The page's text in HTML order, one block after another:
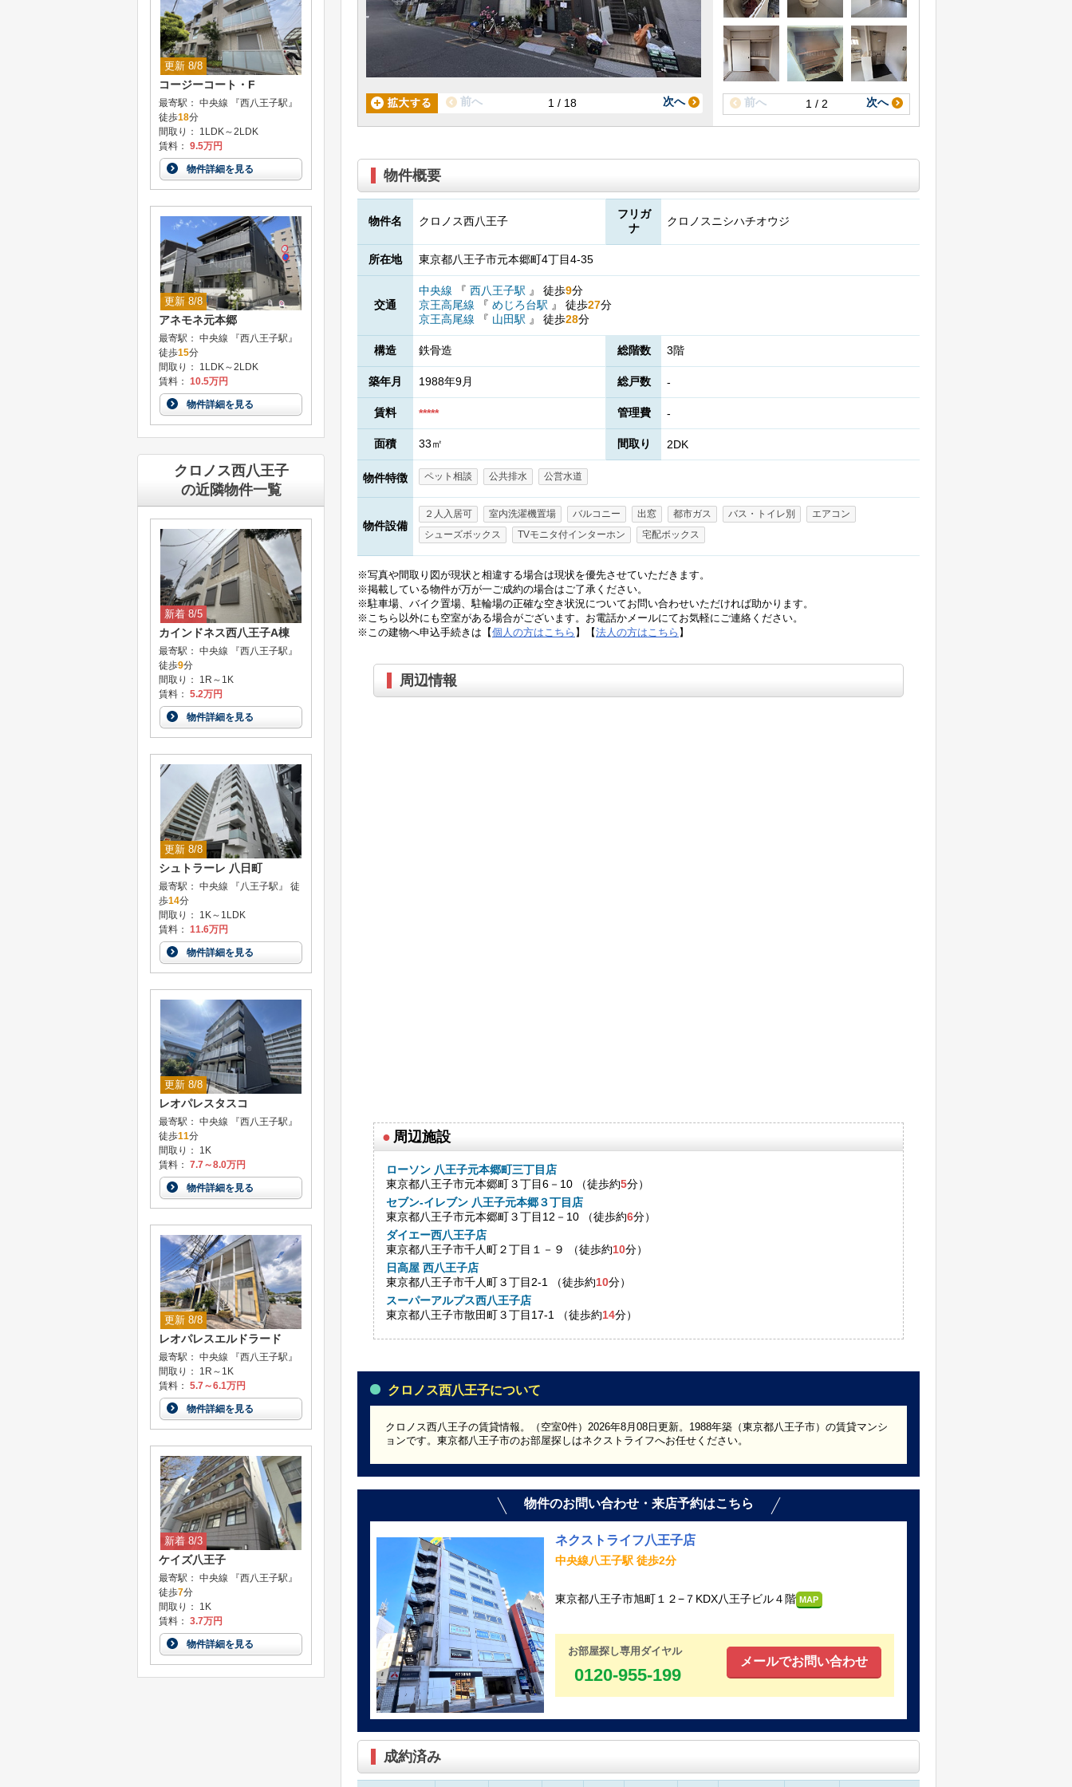
1 / 18
前へ 次へ 1 / 2
前へ 次へ
物件概要
物件名 クロノス西八王子
フリガ
ナ
クロノスニシハチオウジ
所在地 東京都八王子市元本郷町4丁目4-35
交通
中央線 『 西八王子駅 』 徒歩9分
京王高尾線
『 めじろ台駅 』 徒歩27分
京王高尾線
『 山田駅 』 徒歩28分
構造 鉄骨造 総階数 3階
築年月 1988年9月 総戸数 -
賃料 ***** 管理費 -
面積 33㎡ 間取り 2DK
物件特徴 ペット相談 公共排水 公営水道
物件設備
２人入居可 室内洗濯機置場 バルコニー 出窓 都市ガス バス・トイレ別
エアコン
シューズボックス
TVモニタ付インターホン 宅配ボックス
※写真や間取り図が現状と相違する場合は現状を優先させていただきます。
※掲載している物件が万が一ご成約の場合はご了承ください。
※駐車場、バイク置場、駐輪場の正確な空き状況についてお問い合わせいただければ助かります。
※こちら以外にも空室がある場合がございます。お電話かメールにてお気軽にご連絡ください。
※この建物へ申込手続きは【個人の方はこちら 】【法人の方はこちら 】
周辺情報
● 周辺施設
ローソン 八王子元本郷町三丁目店
東京都八王子市元本郷町３丁目6－10 （徒歩約5分）
セブン-イレブン 八王子元本郷３丁目店
東京都八王子市元本郷町３丁目12－10 （徒歩約6分）
ダイエー西八王子店
東京都八王子市千人町２丁目１－９ （徒歩約10分）
日高屋 西八王子店
東京都八王子市千人町３丁目2-1 （徒歩約10分）
スーパーアルプス西八王子店
東京都八王子市散田町３丁目17-1 （徒歩約14分）
クロノス西八王子について
クロノス西八王子の賃貸情報。（空室0件）2026年8月08日更新。1988年築（東京都八王子市）の賃貸マンシ
ョンです。東京都八王子市のお部屋探しはネクストライフへお任せください。
物件のお問い合わせ・来店予約はこちら
ネクストライフ八王子店
中央線八王子駅 徒歩2分
東京都八王子市旭町１２−７KDX八王子ビル４階 MAP
お部屋探し専用ダイヤル
0120-955-199
メールでお問い合わせ
成約済み
更新 8/8
コージーコート・F
最寄駅： 中央線 『西八王子駅』
徒歩18分
間取り： 1LDK～2LDK
賃料： 9.5万円
物件詳細を見る
更新 8/8
アネモネ元本郷
最寄駅： 中央線 『西八王子駅』
徒歩15分
間取り： 1LDK～2LDK
賃料： 10.5万円
物件詳細を見る
クロノス西八王子
の近隣物件一覧
新着 8/5
カインドネス西八王子A棟
最寄駅： 中央線 『西八王子駅』
徒歩9分
間取り： 1R～1K
賃料： 5.2万円
物件詳細を見る
更新 8/8
シュトラーレ 八日町
最寄駅： 中央線 『八王子駅』 徒
歩14分
間取り： 1K～1LDK
賃料： 11.6万円
物件詳細を見る
更新 8/8
レオパレスタスコ
最寄駅： 中央線 『西八王子駅』
徒歩11分
間取り： 1K
賃料： 7.7～8.0万円
物件詳細を見る
更新 8/8
レオパレスエルドラード
最寄駅： 中央線 『西八王子駅』
間取り： 1R～1K
賃料： 5.7～6.1万円
物件詳細を見る
新着 8/3
ケイズ八王子
最寄駅： 中央線 『西八王子駅』
徒歩7分
間取り： 1K
賃料： 3.7万円
物件詳細を見る